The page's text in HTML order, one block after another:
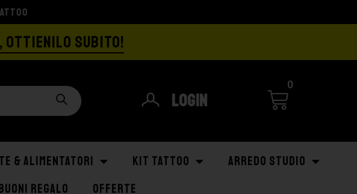
€129
OTTIENILO SUBITO!
Login
0
& ALIMENTATORI KIT TATTOO
ARREDO STUDIO
REGALO OFFERTE